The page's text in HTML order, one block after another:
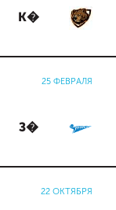
К�
25 ФЕВРАЛЯ
З�
22 ОКТЯБРЯ